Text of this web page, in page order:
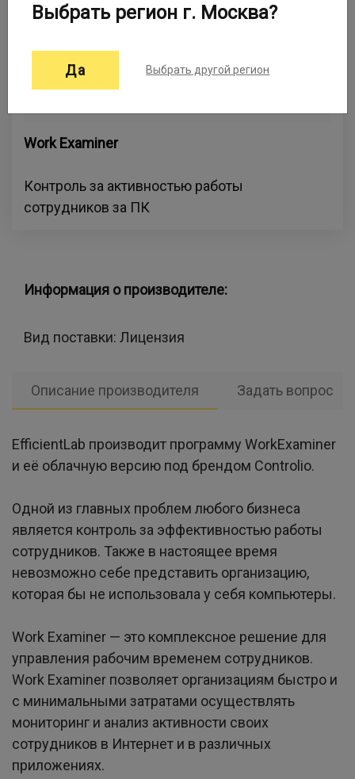
Work Examiner
Контроль за активностью работы
сотрудников за ПК
Информация о производителе:
Вид поставки: Лицензия
Описание производителя Задать вопрос
EfficientLab производит программу WorkExaminer
и её облачную версию под брендом Controlio.
Одной из главных проблем любого бизнеса
является контроль за эффективностью работы
сотрудников. Также в настоящее время
невозможно себе представить организацию,
которая бы не использовала у себя компьютеры.
Work Examiner — это комплексное решение для
управления рабочим временем сотрудников.
Work Examiner позволяет организациям быстро и
с минимальными затратами осуществлять
мониторинг и анализ активности своих
сотрудников в Интернет и в различных
приложениях.
Выбрать регион г. Москва?
Да Выбрать другой регион